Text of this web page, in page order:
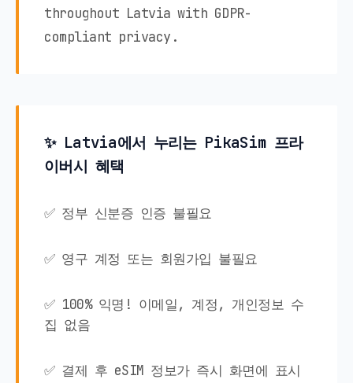
throughout Latvia with GDPR-
compliant privacy.
✨ Latvia에서 누리는 PikaSim 프라
이버시 혜택
✅ 정부 신분증 인증 불필요
✅ 영구 계정 또는 회원가입 불필요
✅ 100% 익명! 이메일, 계정, 개인정보 수
집 없음
✅ 결제 후 eSIM 정보가 즉시 화면에 표시